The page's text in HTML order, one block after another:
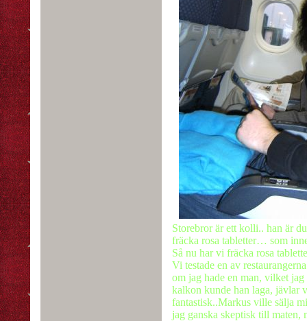
Storebror är ett kolli.. han är
fräcka rosa tabletter… som
Så nu har vi fräcka rosa
Vi testade en av
om jag hade en man, vilket
kalkon kunde han laga, jävlar
fantastisk..Markus ville sälja
jag ganska skeptisk till maten,